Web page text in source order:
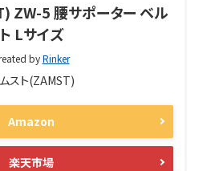
ZW-5 腰サポーター ベル
ト Lサイズ
byRinker
スト(ZAMST)
Amazon
楽天市場